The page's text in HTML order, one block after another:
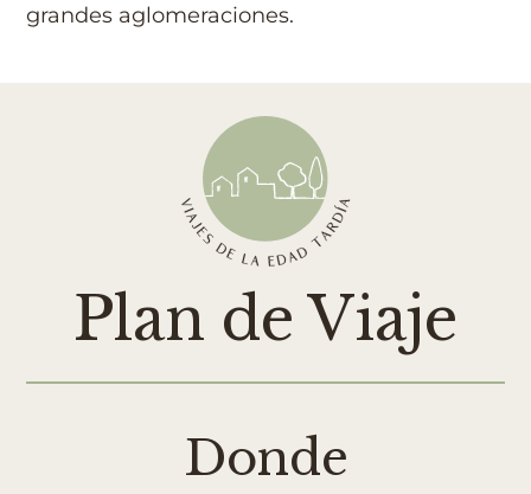
grandes aglomeraciones.
Plan de Viaje
Donde